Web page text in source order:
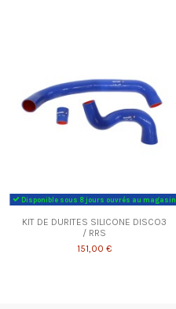
Disponible sous 8 jours ouvrés au magasin
KIT DE DURITES SILICONE DISCO3
/ RRS
151,00 €